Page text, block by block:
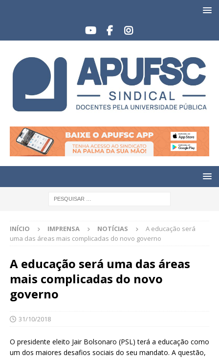
INÍCIO IMPRENSA NOTÍCIAS
A educação será
uma das áreas mais complicadas do novo governo
A educação será uma das áreas
mais complicadas do novo
governo
31/10/2018
O presidente eleito Jair Bolsonaro (PSL) terá a educação como
um dos maiores desafios sociais do seu mandato. A questão,